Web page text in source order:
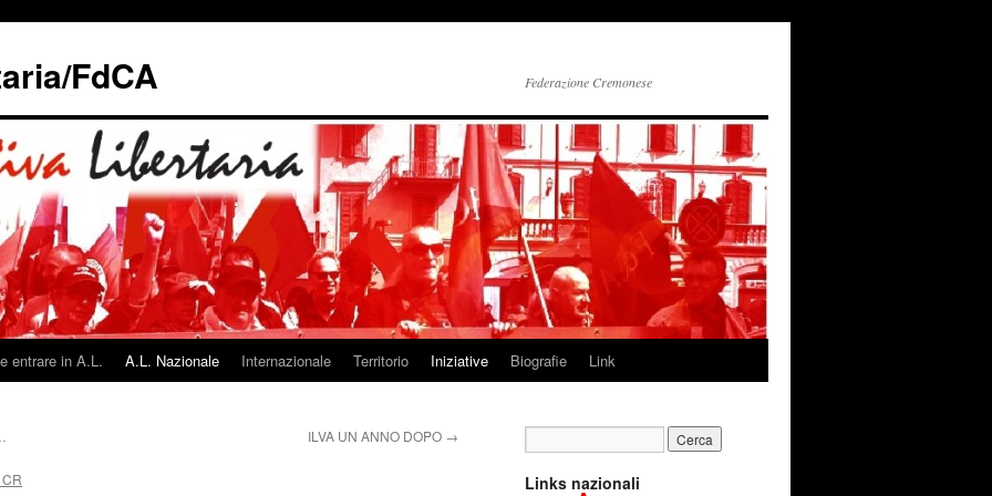
FdCA Federazione Cremonese
entrare in A.L. A.L. Nazionale Internazionale Territorio Iniziative Biografie Link
ILVA UN ANNO DOPO →
Links nazionali